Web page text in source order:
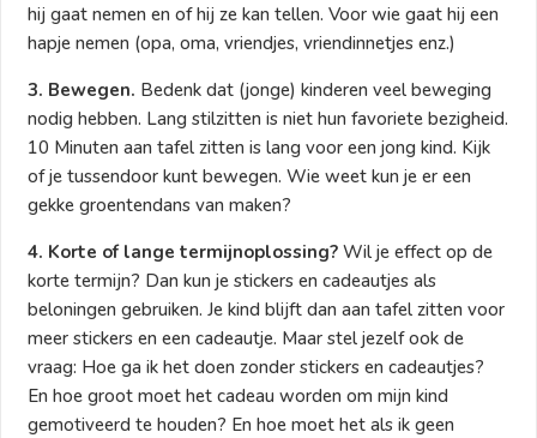
hij gaat nemen en of hij ze kan tellen. Voor wie gaat hij een
hapje nemen (opa, oma, vriendjes, vriendinnetjes enz.)
3. Bewegen. Bedenk dat (jonge) kinderen veel beweging
nodig hebben. Lang stilzitten is niet hun favoriete bezigheid.
10 Minuten aan tafel zitten is lang voor een jong kind. Kijk
of je tussendoor kunt bewegen. Wie weet kun je er een
gekke groentendans van maken?
4. Korte of lange termijnoplossing? Wil je effect op de
korte termijn? Dan kun je stickers en cadeautjes als
beloningen gebruiken. Je kind blijft dan aan tafel zitten voor
meer stickers en een cadeautje. Maar stel jezelf ook de
vraag: Hoe ga ik het doen zonder stickers en cadeautjes?
En hoe groot moet het cadeau worden om mijn kind
gemotiveerd te houden? En hoe moet het als ik geen